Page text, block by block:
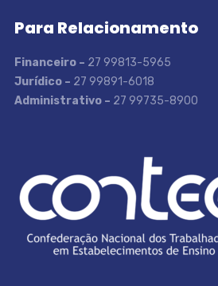
Para Relacionamento
Financeiro – 27 99813-5965
Jurídico – 27 99891-6018
Administrativo – 27 99735-8900